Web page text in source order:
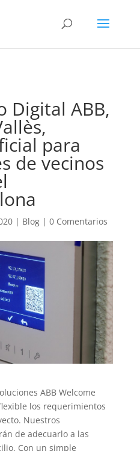
Digital ABB,
para
de vecinos
| Blog| 0 Comentarios
ABB Welcome
los requerimientos
Nuestros
de adecuarlo a las
Con un simple